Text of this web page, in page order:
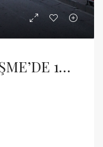
BEYOĞLU AYNALIÇEŞME’DE 163 M2 İMARLI ARSA